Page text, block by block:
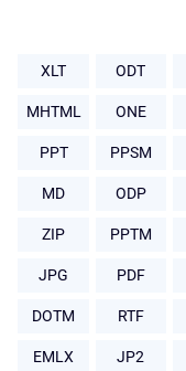
XLT ODT
MHTML ONE
PPT PPSM
MD ODP
ZIP PPTM
JPG PDF
DOTM RTF
EMLX JP2